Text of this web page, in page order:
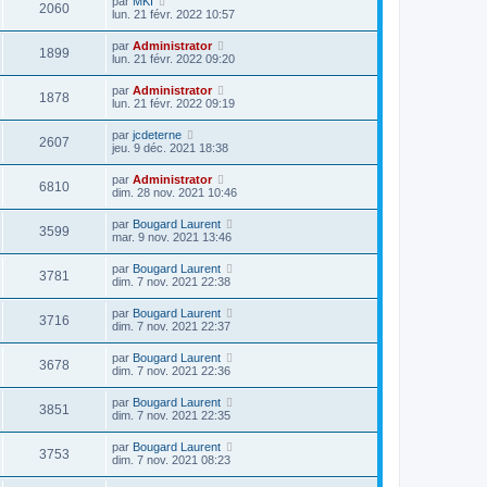
2060
lun. 21 févr. 2022 10:57
1899 par Administrator
lun. 21 févr. 2022 09:20
1878 par Administrator
lun. 21 févr. 2022 09:19
2607 par jcdeterne
jeu. 9 déc. 2021 18:38
6810 par Administrator
dim. 28 nov. 2021 10:46
3599 par Bougard Laurent
mar. 9 nov. 2021 13:46
3781 par Bougard Laurent
dim. 7 nov. 2021 22:38
3716 par Bougard Laurent
dim. 7 nov. 2021 22:37
3678 par Bougard Laurent
dim. 7 nov. 2021 22:36
3851 par Bougard Laurent
dim. 7 nov. 2021 22:35
3753 par Bougard Laurent
dim. 7 nov. 2021 08:23